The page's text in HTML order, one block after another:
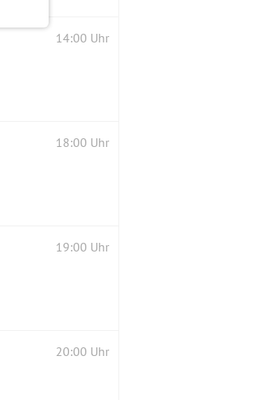
14:00 Uhr
18:00 Uhr
19:00 Uhr
20:00 Uhr